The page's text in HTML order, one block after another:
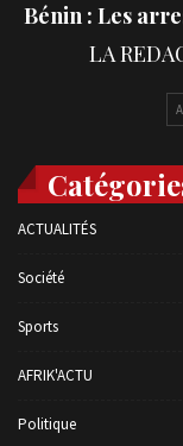
Bénin : Les
ACTUALITÉS
Société
Sports
AFRIK'ACTU
Politique